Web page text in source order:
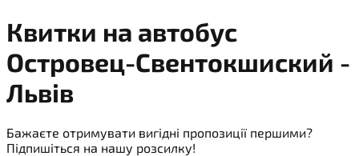
Квитки на автобус
Островец-Свентокшиский -
Львів
Бажаєте отримувати вигідні пропозиції першими?
Підпишіться на нашу розсилку!